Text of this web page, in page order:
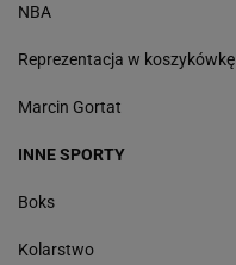
NBA
Reprezentacja w koszykówkę
Marcin Gortat
INNE SPORTY
Boks
Kolarstwo